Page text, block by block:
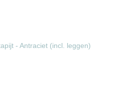
- Antraciet (incl. leggen)